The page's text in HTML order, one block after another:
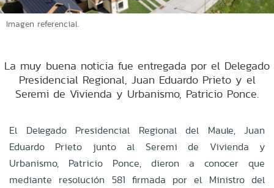
Imagen referencial.
La muy buena noticia fue entregada por el Delegado
Presidencial Regional, Juan Eduardo Prieto y el
Seremi de Vivienda y Urbanismo, Patricio Ponce.
El Delegado Presidencial Regional del Maule, Juan
Eduardo Prieto junto al Seremi de Vivienda y
Urbanismo, Patricio Ponce, dieron a conocer que
mediante resolución 581 firmada por el Ministro del